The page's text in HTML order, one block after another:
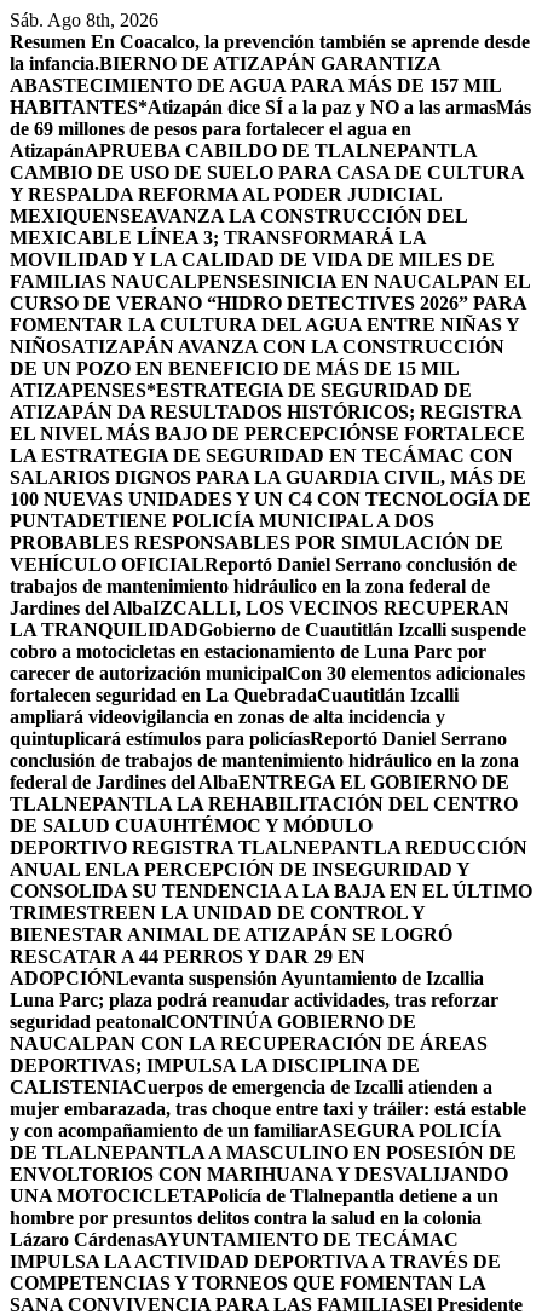
Saltar
al
contenido
Sáb. Ago 8th, 2026
Resumen En Coacalco, la prevención también se aprende desde
la infancia.BIERNO DE ATIZAPÁN GARANTIZA
ABASTECIMIENTO DE AGUA PARA MÁS DE 157 MIL
HABITANTES*Atizapán dice SÍ a la paz y NO a las armasMás
de 69 millones de pesos para fortalecer el agua en
AtizapánAPRUEBA CABILDO DE TLALNEPANTLA
CAMBIO DE USO DE SUELO PARA CASA DE CULTURA
Y RESPALDA REFORMA AL PODER JUDICIAL
MEXIQUENSEAVANZA LA CONSTRUCCIÓN DEL
MEXICABLE LÍNEA 3; TRANSFORMARÁ LA
MOVILIDAD Y LA CALIDAD DE VIDA DE MILES DE
FAMILIAS NAUCALPENSESINICIA EN NAUCALPAN EL
CURSO DE VERANO “HIDRO DETECTIVES 2026” PARA
FOMENTAR LA CULTURA DEL AGUA ENTRE NIÑAS Y
NIÑOSATIZAPÁN AVANZA CON LA CONSTRUCCIÓN
DE UN POZO EN BENEFICIO DE MÁS DE 15 MIL
ATIZAPENSES*ESTRATEGIA DE SEGURIDAD DE
ATIZAPÁN DA RESULTADOS HISTÓRICOS; REGISTRA
EL NIVEL MÁS BAJO DE PERCEPCIÓNSE FORTALECE
LA ESTRATEGIA DE SEGURIDAD EN TECÁMAC CON
SALARIOS DIGNOS PARA LA GUARDIA CIVIL, MÁS DE
100 NUEVAS UNIDADES Y UN C4 CON TECNOLOGÍA DE
PUNTADETIENE POLICÍA MUNICIPAL A DOS
PROBABLES RESPONSABLES POR SIMULACIÓN DE
VEHÍCULO OFICIALReportó Daniel Serrano conclusión de
trabajos de mantenimiento hidráulico en la zona federal de
Jardines del AlbaIZCALLI, LOS VECINOS RECUPERAN
LA TRANQUILIDADGobierno de Cuautitlán Izcalli suspende
cobro a motocicletas en estacionamiento de Luna Parc por
carecer de autorización municipalCon 30 elementos adicionales
fortalecen seguridad en La QuebradaCuautitlán Izcalli
ampliará videovigilancia en zonas de alta incidencia y
quintuplicará estímulos para policíasReportó Daniel Serrano
conclusión de trabajos de mantenimiento hidráulico en la zona
federal de Jardines del AlbaENTREGA EL GOBIERNO DE
TLALNEPANTLA LA REHABILITACIÓN DEL CENTRO
DE SALUD CUAUHTÉMOC Y MÓDULO
DEPORTIVO REGISTRA TLALNEPANTLA REDUCCIÓN
ANUAL ENLA PERCEPCIÓN DE INSEGURIDAD Y
CONSOLIDA SU TENDENCIA A LA BAJA EN EL ÚLTIMO
TRIMESTREEN LA UNIDAD DE CONTROL Y
BIENESTAR ANIMAL DE ATIZAPÁN SE LOGRÓ
RESCATAR A 44 PERROS Y DAR 29 EN
ADOPCIÓNLevanta suspensión Ayuntamiento de Izcallia
Luna Parc; plaza podrá reanudar actividades, tras reforzar
seguridad peatonalCONTINÚA GOBIERNO DE
NAUCALPAN CON LA RECUPERACIÓN DE ÁREAS
DEPORTIVAS; IMPULSA LA DISCIPLINA DE
CALISTENIACuerpos de emergencia de Izcalli atienden a
mujer embarazada, tras choque entre taxi y tráiler: está estable
y con acompañamiento de un familiarASEGURA POLICÍA
DE TLALNEPANTLA A MASCULINO EN POSESIÓN DE
ENVOLTORIOS CON MARIHUANA Y DESVALIJANDO
UNA MOTOCICLETAPolicía de Tlalnepantla detiene a un
hombre por presuntos delitos contra la salud en la colonia
Lázaro CárdenasAYUNTAMIENTO DE TECÁMAC
IMPULSA LA ACTIVIDAD DEPORTIVA A TRAVÉS DE
COMPETENCIAS Y TORNEOS QUE FOMENTAN LA
SANA CONVIVENCIA PARA LAS FAMILIASEl Presidente